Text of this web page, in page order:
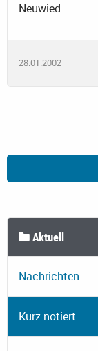
Neuwied.
28.01.2002
Aktuell
Nachrichten
Kurz notiert